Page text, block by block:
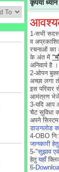
कृपया
1-सभी
व
रचनाओं का
के अंत में
अनिवार्य है ।
2-ओपन बुक्स
अच्छा लगा
इस
आमंत्रण भेजे
3-यदि आप
चैट सुविधा
अपने
डाउनलोड
4-OBO
जानकारी
5-"सुझाव
हेतुयहाँ
6-